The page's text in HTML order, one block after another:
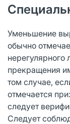
Уменьшение
обычно
нерегулярного
прекращения
том случае,
отмечается
следует
Следует